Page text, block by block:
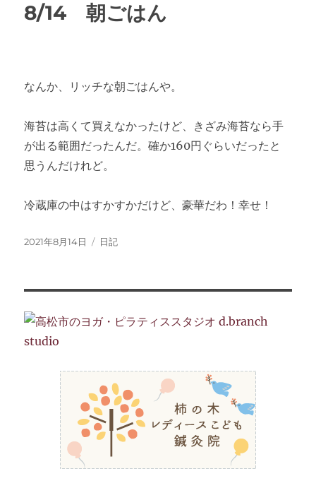
ー
8/14 朝ごはん
なんか、リッチな朝ごはんや。
海苔は高くて買えなかったけど、きざみ海苔なら手
が出る範囲だったんだ。確か160円ぐらいだったと
思うんだけれど。
冷蔵庫の中はすかすかだけど、豪華だわ！幸せ！
投
2021年8月14日
カ
日記